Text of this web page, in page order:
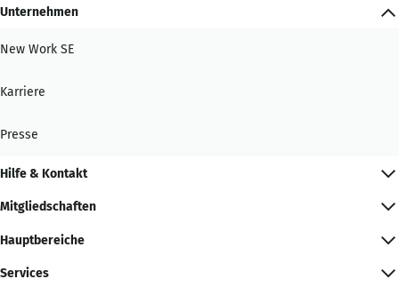
Unternehmen
New Work SE
Karriere
Presse
Hilfe & Kontakt
Mitgliedschaften
Hauptbereiche
Services